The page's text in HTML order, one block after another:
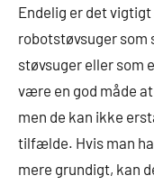
Endelig er det
robotstøvsuger som
støvsuger eller som
være en god måde
men de kan ikke
tilfælde. Hvis man
mere grundigt, kan